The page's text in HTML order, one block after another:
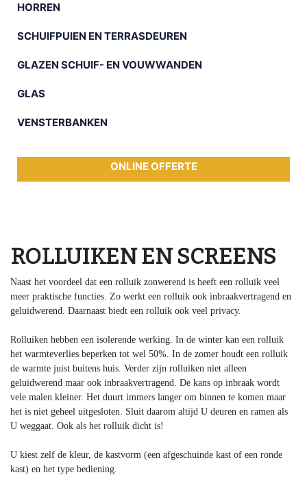
HORREN
SCHUIFPUIEN EN TERRASDEUREN
GLAZEN SCHUIF- EN VOUWWANDEN
GLAS
VENSTERBANKEN
ONLINE OFFERTE
ROLLUIKEN EN SCREENS
Naast het voordeel dat een rolluik zonwerend is heeft een rolluik veel
meer praktische functies. Zo werkt een rolluik ook inbraakvertragend en
geluidwerend. Daarnaast biedt een rolluik ook veel privacy.
Rolluiken hebben een isolerende werking. In de winter kan een rolluik
het warmteverlies beperken tot wel 50%. In de zomer houdt een rolluik
de warmte juist buitens huis. Verder zijn rolluiken niet alleen
geluidwerend maar ook inbraakvertragend. De kans op inbraak wordt
vele malen kleiner. Het duurt immers langer om binnen te komen maar
het is niet geheel uitgesloten. Sluit daarom altijd U deuren en ramen als
U weggaat. Ook als het rolluik dicht is!
U kiest zelf de kleur, de kastvorm (een afgeschuinde kast of een ronde
kast) en het type bediening.